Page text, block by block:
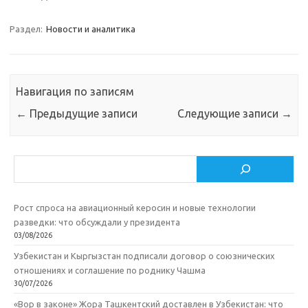
Раздел: Новости и аналитика
Навигация по записям
← Предыдущие записи Следующие записи →
Рост спроса на авиационный керосин и новые технологии
разведки: что обсуждали у президента
03/08/2026
Узбекистан и Кыргызстан подписали договор о союзнических
отношениях и соглашение по роднику Чашма
30/07/2026
«Вор в законе» Жора Ташкентский доставлен в Узбекистан: что